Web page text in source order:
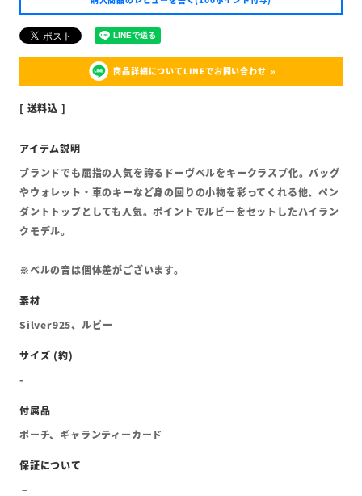
商品詳細についてLINEでお問い合わせ
送料込
ブランドでも屈指の人気を誇るドーヴベルをキークラスプ化。バッグ
やウォレット・車のキーなど身の回りの小物を彩ってくれる他、ペン
ダントトップとしても人気。ポイントでルビーをセットしたハイラン
クモデル。
※ベルの音は個体差がございます。
Silver925、ルビー
-
ポーチ、ギャランティーカード